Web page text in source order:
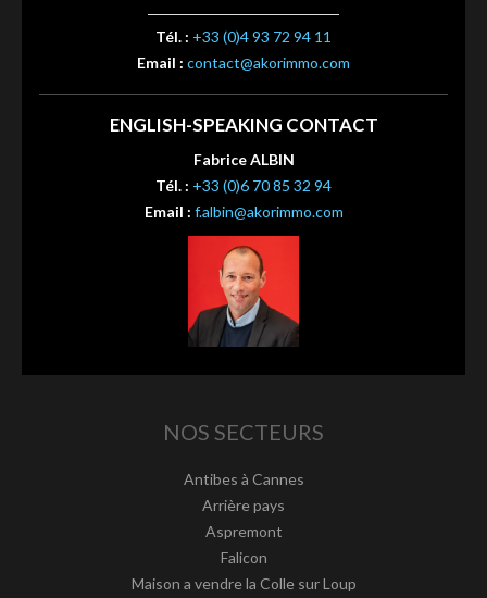
Tél. : +33 (0)4 93 72 94 11
Email : contact@akorimmo.com
ENGLISH-SPEAKING CONTACT
Fabrice ALBIN
Tél. : +33 (0)6 70 85 32 94
Email : f.albin@akorimmo.com
NOS SECTEURS
Antibes à Cannes
Arrière pays
Aspremont
Falicon
Maison a vendre la Colle sur Loup